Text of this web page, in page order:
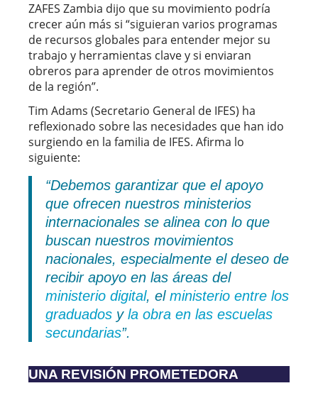
ZAFES Zambia dijo que su movimiento podría
crecer aún más si “siguieran varios programas
de recursos globales para entender mejor su
trabajo y herramientas clave y si enviaran
obreros para aprender de otros movimientos
de la región”.
Tim Adams (Secretario General de IFES) ha
reflexionado sobre las necesidades que han ido
surgiendo en la familia de IFES. Afirma lo
siguiente:
“Debemos garantizar que el apoyo
que ofrecen nuestros ministerios
internacionales se alinea con lo que
buscan nuestros movimientos
nacionales, especialmente el deseo de
recibir apoyo en las áreas del
ministerio digital, elministerio entre los
graduados yla obra en las escuelas
secundarias”.
UNA REVISIÓN PROMETEDORA